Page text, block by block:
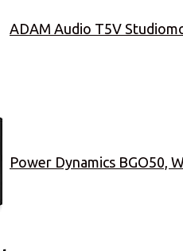
ADAM Audio T5V
Power Dynamics BGO50,